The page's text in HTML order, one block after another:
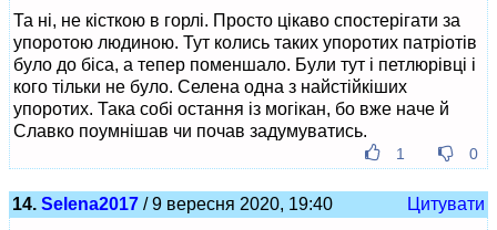
Та ні, не кісткою в горлі. Просто цікаво спостерігати за
упоротою людиною. Тут колись таких упоротих патріотів
було до біса, а тепер поменшало. Були тут і петлюрівці і
кого тільки не було. Селена одна з найстійкіших
упоротих. Така собі остання із могікан, бо вже наче й
Славко поумнішав чи почав задумуватись.
1 0
14. Selena2017 / 9 вересня 2020, 19:40 Цитувати